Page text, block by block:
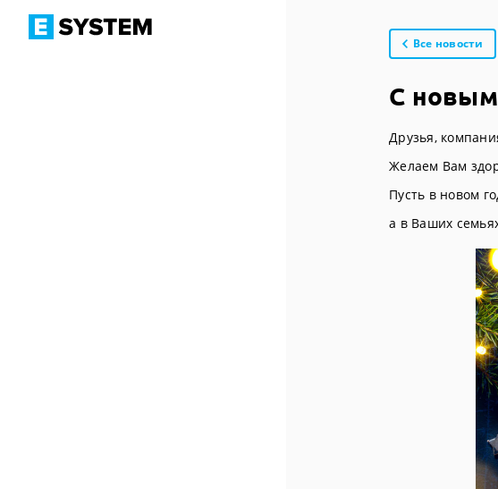
Все новости
С
Друзья,
Желаем Вам
Пусть в новом
а в Ваших